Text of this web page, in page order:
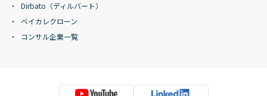
Dirbato（ディルバート）
ベイカレクローン
コンサル企業一覧